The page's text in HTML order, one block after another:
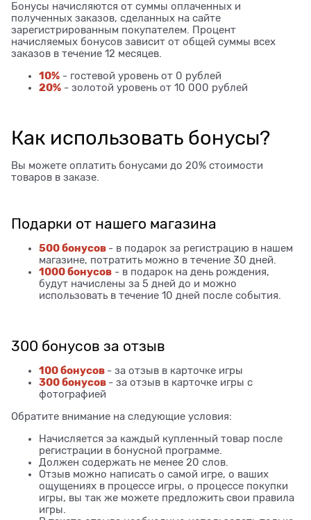
Бонусы начисляются от суммы оплаченных и
полученных заказов, сделанных на сайте
зарегистрированным покупателем. Процент
начисляемых бонусов зависит от общей суммы всех
заказов в течение 12 месяцев.
10% - гостевой уровень от 0 рублей
20% - золотой уровень от 10 000 рублей
Как использовать бонусы?
Вы можете оплатить бонусами до 20% стоимости
товаров в заказе.
Подарки от нашего магазина
500 бонусов - в подарок за регистрацию в нашем
магазине, потратить можно в течение 30 дней.
1000 бонусов - в подарок на день рождения,
будут начислены за 5 дней до и можно
использовать в течение 10 дней после события.
300 бонусов за отзыв
100 бонусов - за отзыв в карточке игры
300 бонусов - за отзыв в карточке игры с
фотографией
Обратите внимание на следующие условия:
Начисляется за каждый купленный товар после
регистрации в бонусной программе.
Должен содержать не менее 20 слов.
Отзыв можно написать о самой игре, о ваших
ощущениях в процессе игры, о процессе покупки
игры, вы так же можете предложить свои правила
игры.